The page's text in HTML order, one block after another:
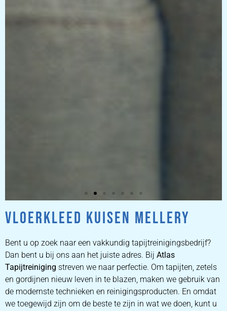
ZETEL
REINIGEN
ZETEL REINIGEN DOOR
PROFESSIONALS
VLOERKLEED KUISEN MELLERY
Bent u op zoek naar een vakkundig tapijtreinigingsbedrijf?
Dan bent u bij ons aan het juiste adres. Bij Atlas
Tapijtreiniging streven we naar perfectie. Om tapijten, zetels
en gordijnen nieuw leven in te blazen, maken we gebruik van
de modernste technieken en reinigingsproducten. En omdat
we toegewijd zijn om de beste te zijn in wat we doen, kunt u